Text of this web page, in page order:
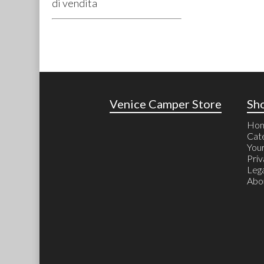
di vendita
Venice Camper Store